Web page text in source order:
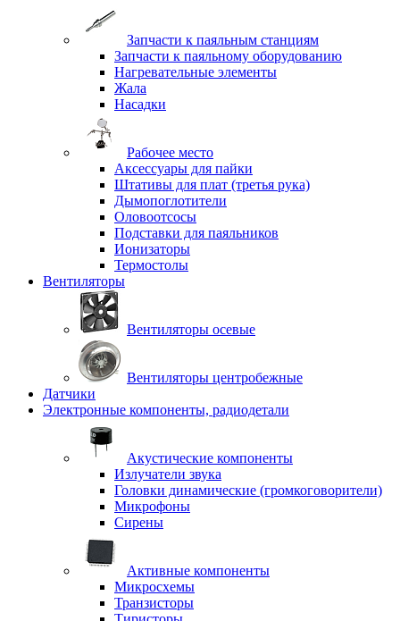
Запчасти к паяльным станциям
Запчасти к паяльному оборудованию
Нагревательные элементы
Жала
Насадки
Рабочее место
Аксессуары для пайки
Штативы для плат (третья рука)
Дымопоглотители
Оловоотсосы
Подставки для паяльников
Ионизаторы
Термостолы
Вентиляторы
Вентиляторы осевые
Вентиляторы центробежные
Датчики
Электронные компоненты, радиодетали
Акустические компоненты
Излучатели звука
Головки динамические (громкоговорители)
Микрофоны
Сирены
Активные компоненты
Микросхемы
Транзисторы